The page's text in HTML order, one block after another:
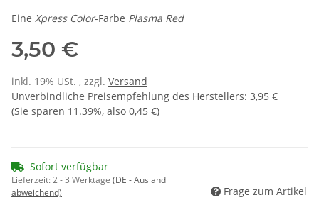
Eine Xpress Color-Farbe Plasma Red
3,50 €
inkl. 19% USt. , zzgl. Versand
Unverbindliche Preisempfehlung des Herstellers: 3,95 €
(Sie sparen 11.39%, also 0,45 €)
Sofort verfügbar
Lieferzeit:2 - 3 Werktage (DE - Ausland
abweichend)
Frage zum Artikel